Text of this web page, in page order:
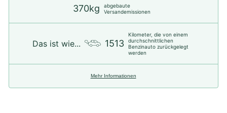
370kg
abgebaute
Versandemissionen
Das ist wie... 1513
Kilometer, die von einem
durchschnittlichen
Benzinauto zurückgelegt
werden
Mehr Informationen